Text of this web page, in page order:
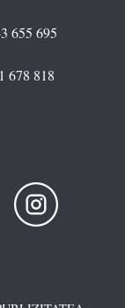
655 695
678 818